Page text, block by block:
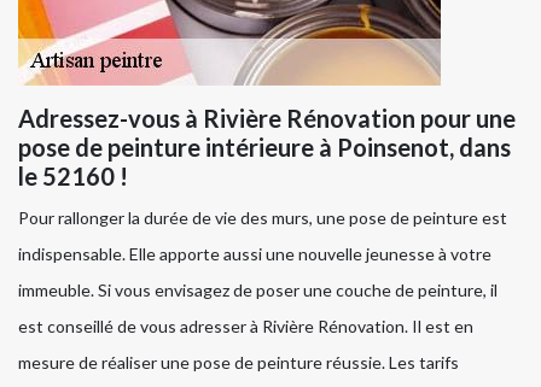
Adressez-vous à Rivière Rénovation pour une
pose de peinture intérieure à Poinsenot, dans
le 52160 !
Pour rallonger la durée de vie des murs, une pose de peinture est
indispensable. Elle apporte aussi une nouvelle jeunesse à votre
immeuble. Si vous envisagez de poser une couche de peinture, il
est conseillé de vous adresser à Rivière Rénovation. Il est en
mesure de réaliser une pose de peinture réussie. Les tarifs